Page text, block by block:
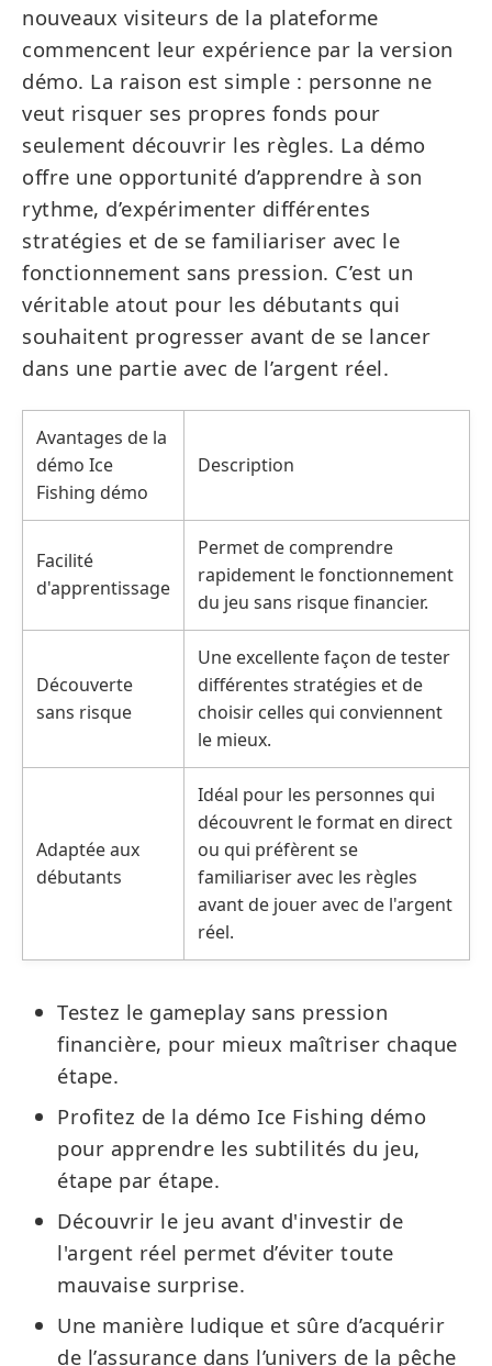
nouveaux visiteurs de la plateforme
commencent leur expérience par la version
démo. La raison est simple : personne ne
veut risquer ses propres fonds pour
seulement découvrir les règles. La démo
offre une opportunité d’apprendre à son
rythme, d’expérimenter différentes
stratégies et de se familiariser avec le
fonctionnement sans pression. C’est un
véritable atout pour les débutants qui
souhaitent progresser avant de se lancer
dans une partie avec de l’argent réel.
Avantages de la
démo Ice
Fishing démo
Description
Facilité
d'apprentissage
Permet de comprendre
rapidement le fonctionnement
du jeu sans risque financier.
Découverte
sans risque
Une excellente façon de tester
différentes stratégies et de
choisir celles qui conviennent
le mieux.
Adaptée aux
débutants
Idéal pour les personnes qui
découvrent le format en direct
ou qui préfèrent se
familiariser avec les règles
avant de jouer avec de l'argent
réel.
Testez le gameplay sans pression
financière, pour mieux maîtriser chaque
étape.
Profitez de la démo Ice Fishing démo
pour apprendre les subtilités du jeu,
étape par étape.
Découvrir le jeu avant d'investir de
l'argent réel permet d’éviter toute
mauvaise surprise.
Une manière ludique et sûre d’acquérir
de l’assurance dans l’univers de la pêche